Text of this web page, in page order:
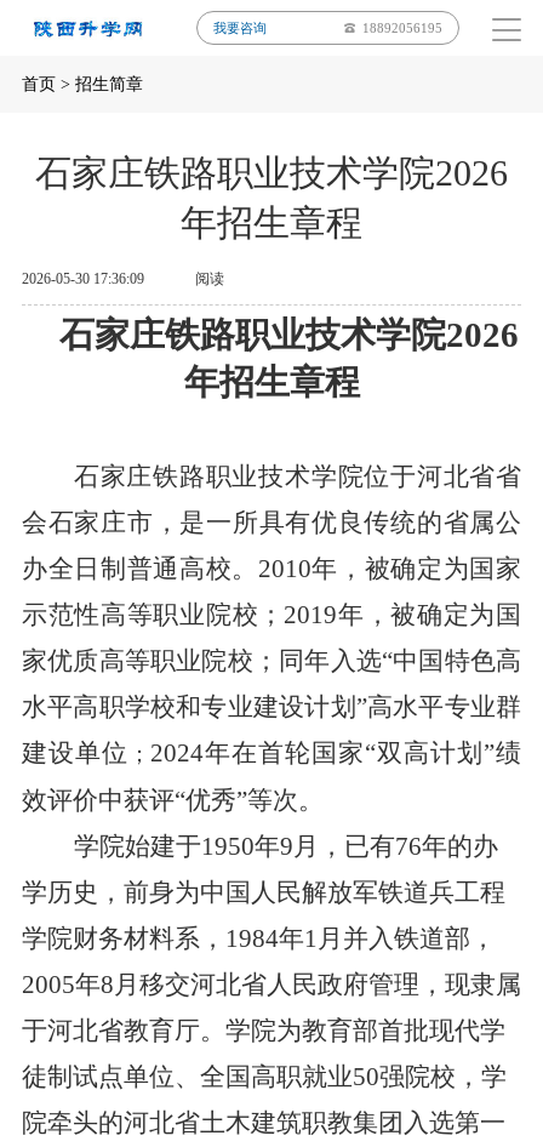
我要咨询 18892056195
首页> 招生简章
石家庄铁路职业技术学院2026
年招生章程
2026-05-30 17:36:09 阅读
石家庄铁路职业技术学院2026
年招生章程
石家庄铁路职业技术学院位于河北省省
会石家庄市，是一所具有优良传统的省属公
办全日制普通高校。2010年，被确定为国家
示范性高等职业院校；2019年，被确定为国
家优质高等职业院校；同年入选“中国特色高
水平高职学校和专业建设计划”高水平专业群
建设单位 ； 2024年在首轮国家“双高计划”绩
效评价中获评“优秀”等次。
学院始建于1950年9月，已有76年的办
学历史，前身为中国人民解放军铁道兵工程
学院财务材料系，1984年1月并入铁道部，
2005年8月移交河北省人民政府管理，现隶属
于河北省教育厅。学院为教育部首批现代学
徒制试点单位、全国高职就业50强院校，学
院牵头的河北省土木建筑职教集团入选第一